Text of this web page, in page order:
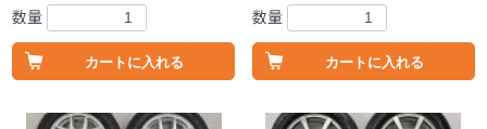
数量
カートに入れる
数量
カートに入れる